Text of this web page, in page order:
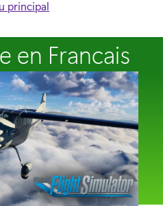
principal
en Francais